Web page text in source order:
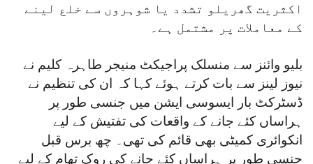
اکثریت گھریلو تشدد یا شوہروں سے خلع لینے
کے معاملات پر مشتمل ہے۔
بلیو وائنز سے منسلک پراجیکٹ منیجر طاہرہ کلیم نے
نیوز لینز سے بات کرتے ہوئے کہا کہ ان کی تنظیم نے
ڈسٹرکٹ بار ایسوسی ایشن میں جنسی طور پر
ہراساں کئے جانے کے واقعات کی تفتیش کے لیے
انکوائری کمیٹی بھی قائم کی تھی۔ چھ برس قبل
جنسی طور پر ہراساں کئے جانے کی روک تھام کے لیے